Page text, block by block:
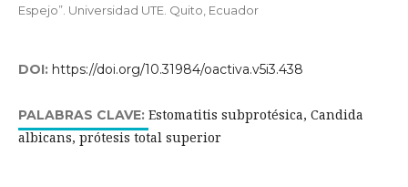
Espejo”. Universidad UTE. Quito, Ecuador
DOI: https://doi.org/10.31984/oactiva.v5i3.438
PALABRAS CLAVE: Estomatitis subprotésica, Candida
albicans, prótesis total superior